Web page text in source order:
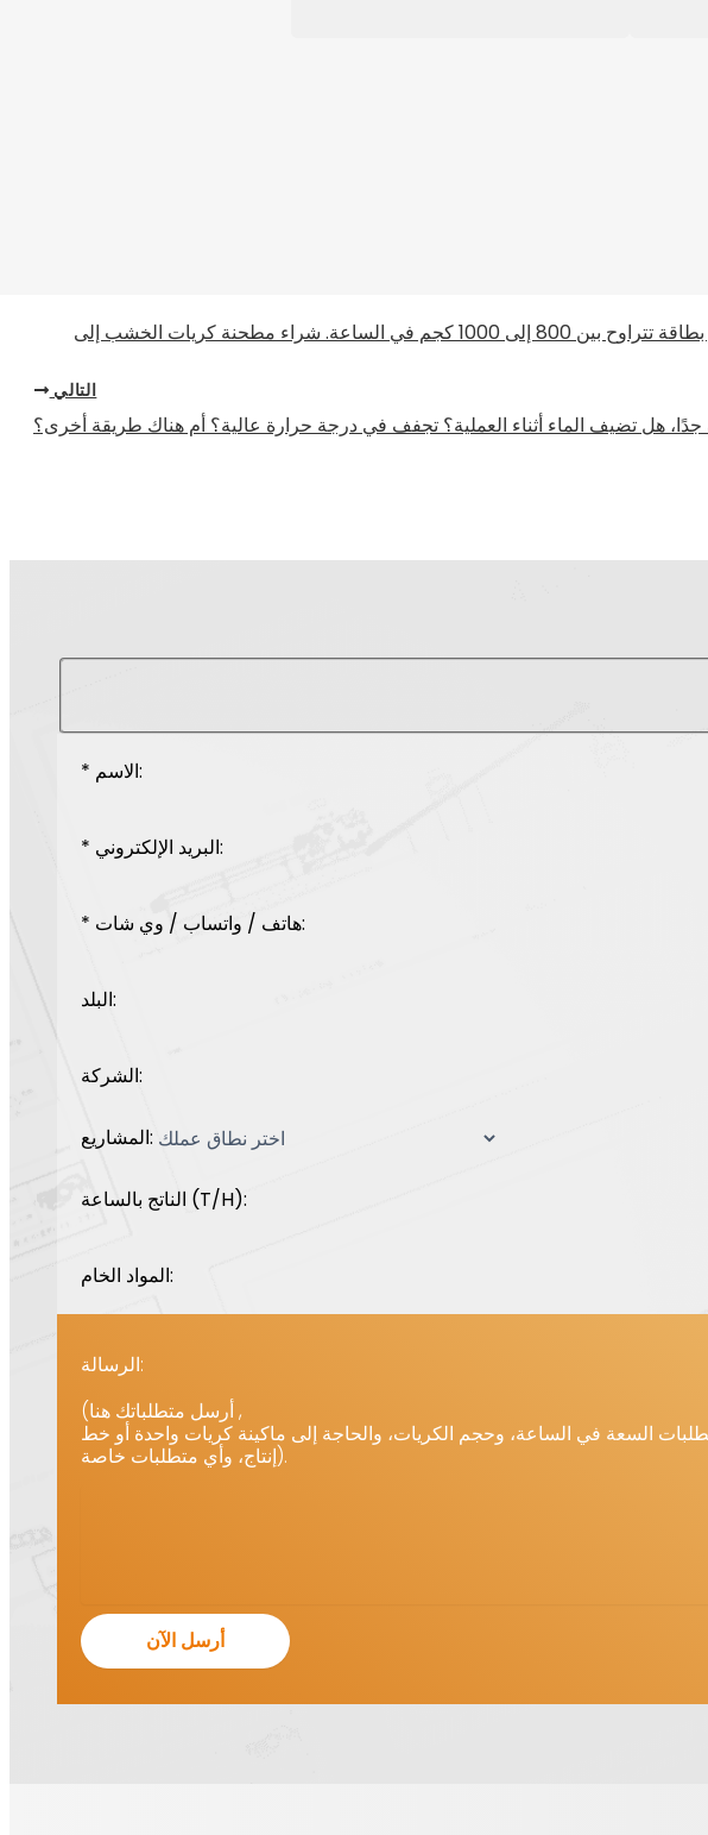
أحتاج إلى عرض أسعار لجلب سوف تشيلي، مصنع لتصنيع كريات الخشب لإنتاج الكريات من نشارة خشب الصنوبر بطاقة تتراوح بين 800 إلى 1000 كجم في الساعة. شراء مطحنة كريات الخشب إلى
التالي
هل تضيف الماء أثناء العملية؟ تجفف في درجة حرارة عالية؟ أم هناك طريقة أخرى؟
* الاسم:
* البريد الإلكتروني:
* هاتف / واتساب / وي شات:
البلد:
الشركة:
المشاريع:
الناتج بالساعة (T/H):
المواد الخام:
الرسالة:
(أرسل متطلباتك هنا ,
السعة في الساعة، وحجم الكريات، والحاجة إلى ماكينة كريات واحدة أو خط
إنتاج، وأي متطلبات خاصة).